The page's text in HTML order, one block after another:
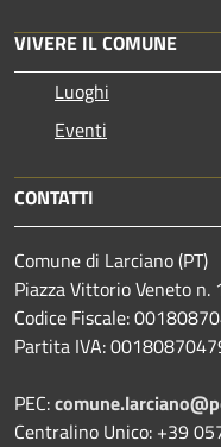
VIVERE IL COMUNE
Luoghi
Eventi
CONTATTI
Comune di Larciano (PT)
Piazza Vittorio Veneto
Codice Fiscale:
Partita IVA:
PEC:
Centralino Unico: +39